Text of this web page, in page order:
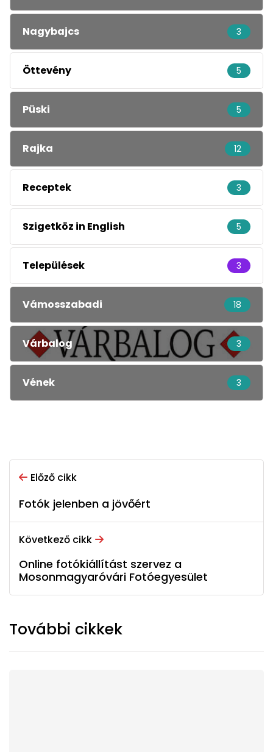
Nagybajcs 3
Öttevény 5
Püski 5
Rajka 12
Receptek 3
Szigetköz in English 5
Települések 3
Vámosszabadi 18
Várbalog 3
Vének 3
Előző cikk
Fotók jelenben a jövőért
Következő cikk
Online fotókiállítást szervez a
Mosonmagyaróvári Fotóegyesület
További cikkek